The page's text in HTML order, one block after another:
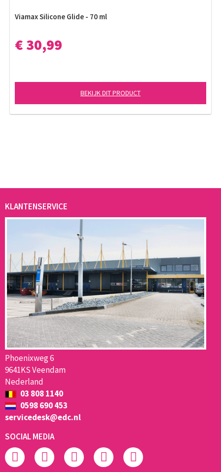
Viamax Silicone Glide - 70 ml
€ 30,99
BEKIJK DIT PRODUCT
KLANTENSERVICE
Phoenixweg 6
9641KS Veendam
Nederland
03 808 1140
0598 690 453
servicedesk@edc.nl
SOCIAL MEDIA